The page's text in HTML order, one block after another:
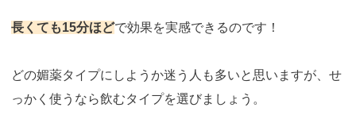
長くても15分ほどで効果を実感できるのです！
どの媚薬タイプにしようか迷う人も多いと思いますが、せ
っかく使うなら飲むタイプを選びましょう。